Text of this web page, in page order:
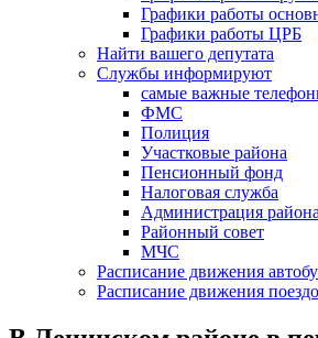
Графики работы
Графики работы ЦРБ
Найти вашего депутата
Службы информируют
самые важные
ФМС
Полиция
Участковые района
Пенсионный фонд
Налоговая служба
Администрация района
Районный совет
МЧС
Расписание движения
Расписание движения